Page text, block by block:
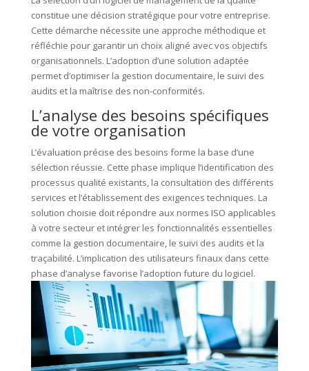
constitue une décision stratégique pour votre entreprise.
Cette démarche nécessite une approche méthodique et
réfléchie pour garantir un choix aligné avec vos objectifs
organisationnels. L’adoption d’une solution adaptée
permet d’optimiser la gestion documentaire, le suivi des
audits et la maîtrise des non-conformités.
L’analyse des besoins spécifiques
de votre organisation
L’évaluation précise des besoins forme la base d’une
sélection réussie. Cette phase implique l’identification des
processus qualité existants, la consultation des différents
services et l’établissement des exigences techniques. La
solution choisie doit répondre aux normes ISO applicables
à votre secteur et intégrer les fonctionnalités essentielles
comme la gestion documentaire, le suivi des audits et la
traçabilité. L’implication des utilisateurs finaux dans cette
phase d’analyse favorise l’adoption future du logiciel.